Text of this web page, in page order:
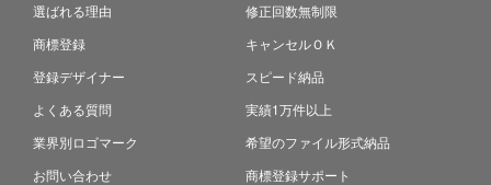
選ばれる理由
商標登録
登録デザイナー
よくある質問
業界別ロゴマーク
お問い合わせ
修正回数無制限
キャンセルＯＫ
スピード納品
実績1万件以上
希望のファイル形式納品
商標登録サポート